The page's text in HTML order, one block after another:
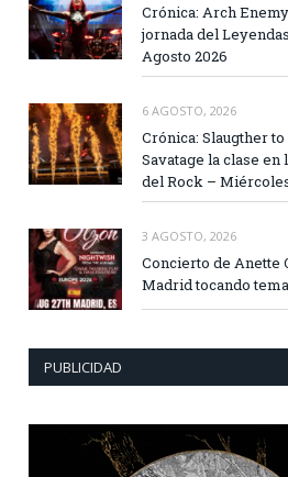
Crónica: Arch
jornada del
Agosto 2026
6 AGOSTO, 2026
Crónica: Slaugther
Savatage la clase
del Rock –
3 AGOSTO, 2026
Concierto de Anette
Madrid tocando
PUBLICIDAD